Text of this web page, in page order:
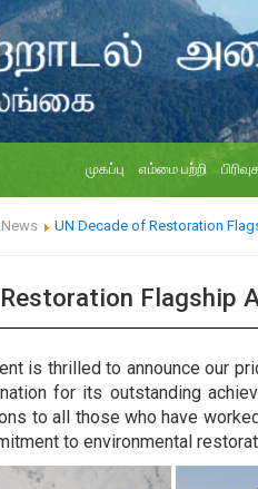
முகப்பு எம்மை பற்றி
News UN Decade of Restoration
Flagship
is thrilled to announce our
for its outstanding
to all those who have
to environmental